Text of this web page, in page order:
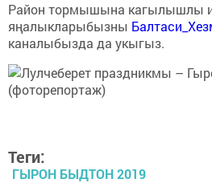
Район тормышына кагылышлы
яңалыкларыбызны
каналыбызда да укыгыз.
Теги:
ГЫРОН БЫДТОН 2019